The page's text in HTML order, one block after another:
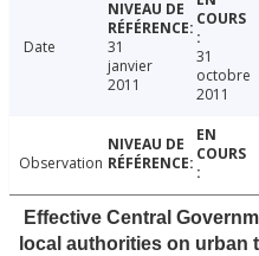
Date
31
janvier
2011
31
octobre
2011
Observation
Effective Central
local authorities on urban